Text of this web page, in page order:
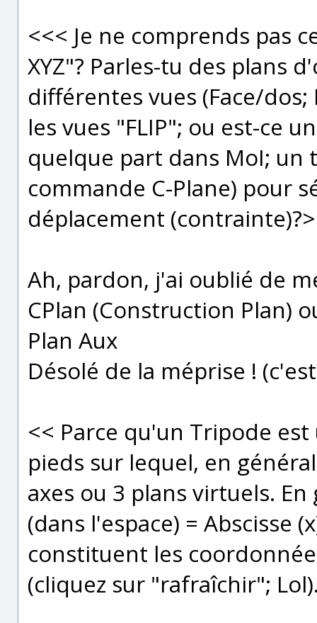
<<< Je ne comprends pas
XYZ"? Parles-tu des plans
différentes vues (Face/
les vues "FLIP"; ou est-ce
quelque part dans MoI; un
commande C-Plane) pour
déplacement
Ah, pardon, j'ai oublié de
CPlan (Construction Plan)
Plan Aux
Désolé de la méprise !
<< Parce qu'un Tripode est
pieds sur lequel, en
axes ou 3 plans virtuels.
(dans l'espace) = Abscisse
constituent les
(cliquez sur "rafraîchir";